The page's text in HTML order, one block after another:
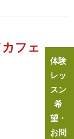
フェ
体験
レッ
スン
希
望・
お問